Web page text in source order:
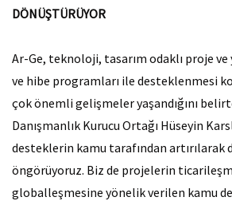
DÖNÜŞTÜRÜYOR
Ar-Ge, teknoloji, tasarım odaklı proje ve
ve hibe programları ile desteklenmesi
çok önemli gelişmeler yaşandığını
Danışmanlık Kurucu Ortağı Hüseyin
desteklerin kamu tarafından artırılarak
öngörüyoruz. Biz de projelerin
globalleşmesine yönelik verilen kamu